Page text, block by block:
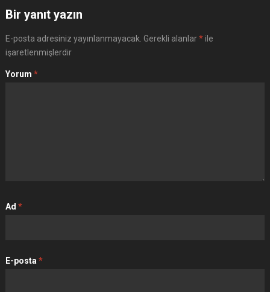
Bir yanıt yazın
E-posta adresiniz yayınlanmayacak. Gerekli alanlar*ile
işaretlenmişlerdir
Yorum *
Ad *
E-posta *